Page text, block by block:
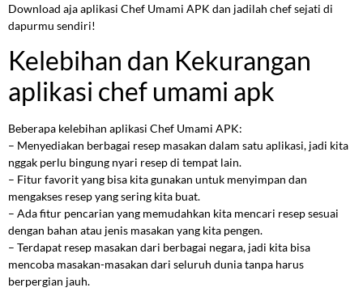
Download aja aplikasi Chef Umami APK dan jadilah chef sejati di
dapurmu sendiri!
Kelebihan dan Kekurangan
aplikasi chef umami apk
Beberapa kelebihan aplikasi Chef Umami APK:
– Menyediakan berbagai resep masakan dalam satu aplikasi, jadi kita
nggak perlu bingung nyari resep di tempat lain.
– Fitur favorit yang bisa kita gunakan untuk menyimpan dan
mengakses resep yang sering kita buat.
– Ada fitur pencarian yang memudahkan kita mencari resep sesuai
dengan bahan atau jenis masakan yang kita pengen.
– Terdapat resep masakan dari berbagai negara, jadi kita bisa
mencoba masakan-masakan dari seluruh dunia tanpa harus
berpergian jauh.